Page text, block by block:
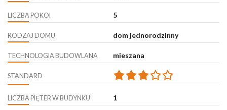
LICZBA POKOI 5
RODZAJ DOMU dom jednorodzinny
TECHNOLOGIA BUDOWLANA mieszana
STANDARD
LICZBA PIĘTER W BUDYNKU 1